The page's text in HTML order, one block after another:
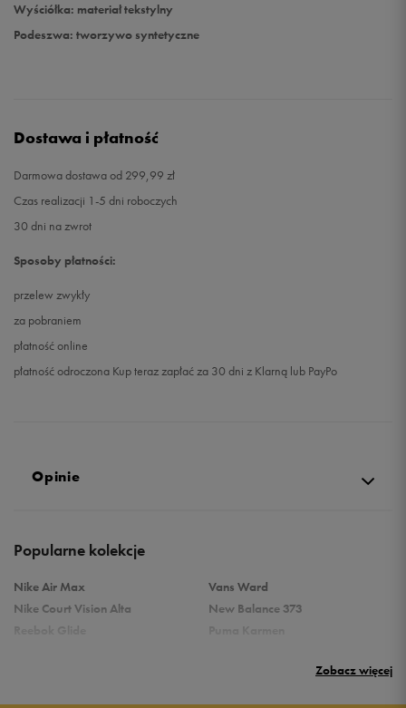
Wyściółka: materiał tekstylny
Podeszwa: tworzywo syntetyczne
Dostawa i płatność
Darmowa dostawa od 299,99 zł
Czas realizacji 1-5 dni roboczych
30 dni na zwrot
Sposoby płatności:
przelew zwykły
za pobraniem
płatność online
płatność odroczona Kup teraz zapłać za 30 dni z Klarną lub PayPo
Opinie
zebranych i zweryfikowanych przez
Popularne kolekcje
Nike Air Max
Nike Court Vision Alta
Vans Ward
New Balance 373
Zobacz więcej